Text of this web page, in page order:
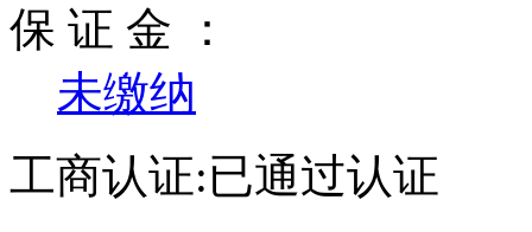
保 证 金 ：
未缴纳
工商认证:已通过认证